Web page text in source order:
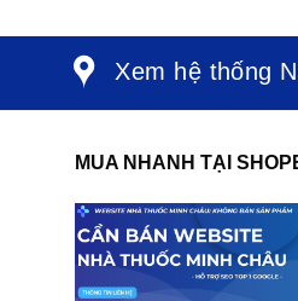
Xem hệ thống
MUA NHANH TẠI